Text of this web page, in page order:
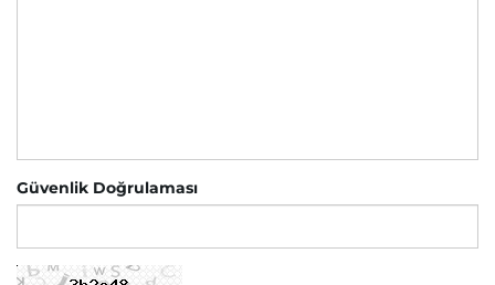
Güvenlik Doğrulaması